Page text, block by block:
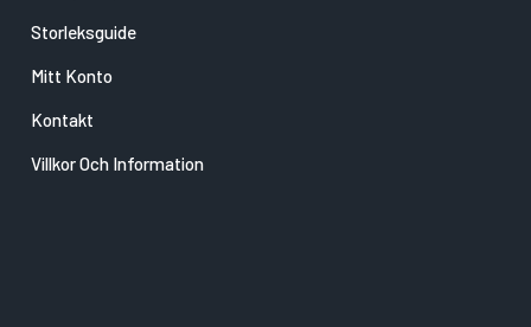
Storleksguide
Mitt Konto
Kontakt
Villkor Och Information